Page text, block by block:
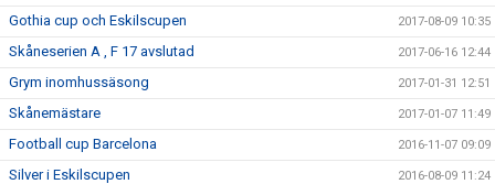
Gothia cup och Eskilscupen 2017-08-09 10:35
Skåneserien A , F 17 avslutad 2017-06-16 12:44
Grym inomhussäsong 2017-01-31 12:51
Skånemästare 2017-01-07 11:49
Football cup Barcelona 2016-11-07 09:09
Silver i Eskilscupen 2016-08-09 11:24